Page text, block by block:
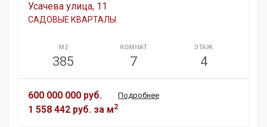
Усачева улица, 11
САДОВЫЕ КВАРТАЛЫ
М2
385
КОМНАТ
7
ЭТАЖ
4
600 000 000 руб.
1 558 442 руб. за м2
Подробнее